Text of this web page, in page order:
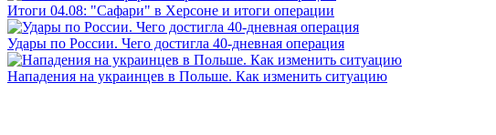
Итоги 04.08: "Сафари" в Херсоне и итоги операции
Удары по России. Чего достигла 40-дневная операция
Нападения на украинцев в Польше. Как изменить ситуацию